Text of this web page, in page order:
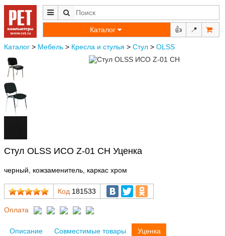
Каталог 👍 📍
Каталог > Мебель > Кресла и стулья > Стул > OLSS
Стул OLSS ИСО Z-01 CH Уценка
черный, кожзаменитель, каркас хром
Код 181533
Оплата
Описание Совместимые товары
Уценка